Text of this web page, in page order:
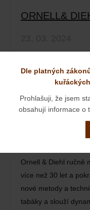
ORNELL&
Ornell & Diehl ručně
více než 30 let a
nové metody a
tabáky a slouží
Dle platných
Prohlašuji, že jsem
obsahují informace o